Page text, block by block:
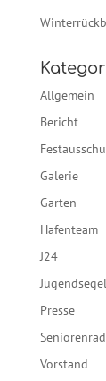
Allgemein
Bericht
Galerie
Garten
Hafenteam
J24
Presse
Vorstand